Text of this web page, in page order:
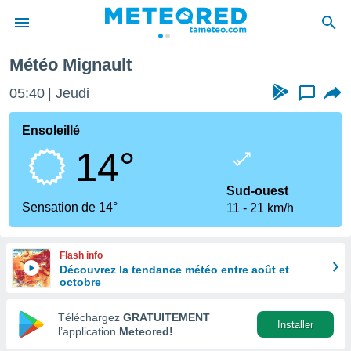
de
en
Météo Mignault
05:40 Jeudi ...
Ensoleillé
14°
Sensation de 14°
Sud-ouest
11
21 km/h
Flash info
Découvrez la tendance météo entre août et
octobre
Téléchargez GRATUITEMENT
l’application Meteored!
Installer